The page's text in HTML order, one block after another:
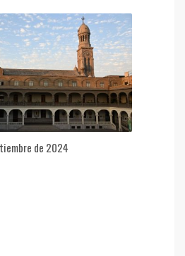
de 2024